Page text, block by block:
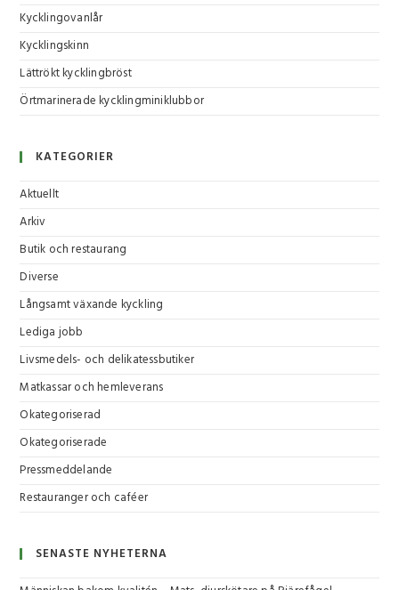
Kycklingovanlår
Kycklingskinn
Lättrökt kycklingbröst
Örtmarinerade kycklingminiklubbor
KATEGORIER
Aktuellt
Arkiv
Butik och restaurang
Diverse
Långsamt växande kyckling
Lediga jobb
Livsmedels- och delikatessbutiker
Matkassar och hemleverans
Okategoriserad
Okategoriserade
Pressmeddelande
Restauranger och caféer
SENASTE NYHETERNA